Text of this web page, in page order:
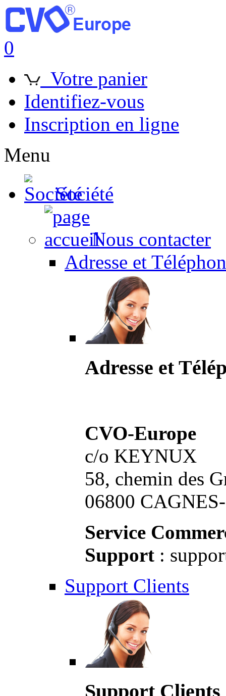
0
Votre panier
Identifiez-vous
Inscription en ligne
Menu
Société
Nous contacter
Adresse et
Adresse et
CVO-Europe
c/o KEYNUX
58, chemin des
06800
Service
Support :
Support Clients
Support Clients